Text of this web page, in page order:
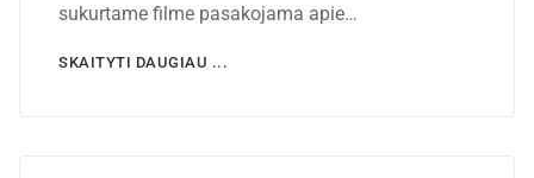
sukurtame filme pasakojama apie…
SKAITYTI DAUGIAU ...